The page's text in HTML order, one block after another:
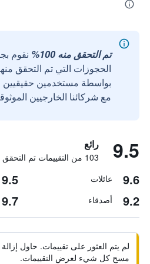
تم التحقق منه 100%
نقوم
الحجوزات التي تم التحقق
مع شركائنا الخارجيين
9.5 رائع
103 من التقييمات تم التحقق منها
9.6 عائلات 9.5
9.2 أصدقاء 9.7
لم يتم العثور على تقييمات. حاول
مسح كل شيء لعرض التقييمات.